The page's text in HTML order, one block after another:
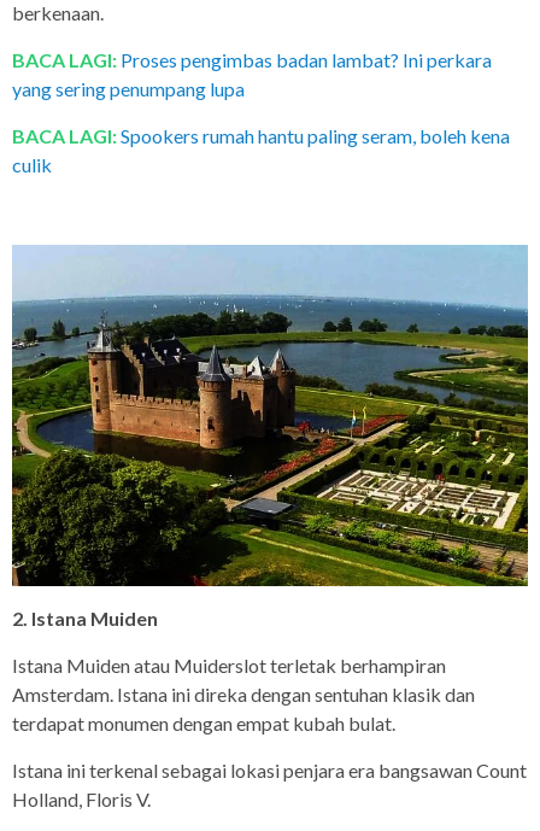
berkenaan.
BACA LAGI: Proses pengimbas badan lambat? Ini perkara
yang sering penumpang lupa
BACA LAGI:Spookers rumah hantu paling seram, boleh kena
culik
2. Istana Muiden
Istana Muiden atau Muiderslot terletak berhampiran
Amsterdam. Istana ini direka dengan sentuhan klasik dan
terdapat monumen dengan empat kubah bulat.
Istana ini terkenal sebagai lokasi penjara era bangsawan Count
Holland, Floris V.